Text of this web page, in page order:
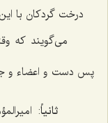
درخت گردکان با
می‌گویند که
پس دست و اعضاء و
ثانیاً: